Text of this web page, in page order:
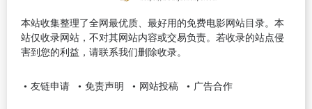
本站收集整理了全网最优质、最好用的免费电影网站目录。本
站仅收录网站，不对其网站内容或交易负责。若收录的站点侵
害到您的利益，请联系我们删除收录。
友链申请 免责声明 网站投稿 广告合作